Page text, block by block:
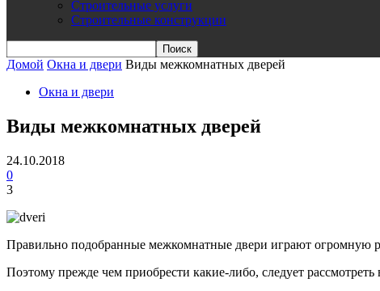
Строительные услуги
Строительные конструкции
Домой Окна и двери Виды межкомнатных дверей
Окна и двери
Виды межкомнатных дверей
24.10.2018
0
3
Правильно подобранные межкомнатные двери играют огромную
Поэтому прежде чем приобрести какие-либо, следует